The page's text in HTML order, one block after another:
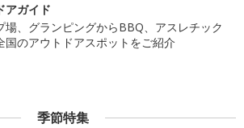
アガイド
場、グランピングからBBQ、アスレチック
国のアウトドアスポットをご紹介
季節特集